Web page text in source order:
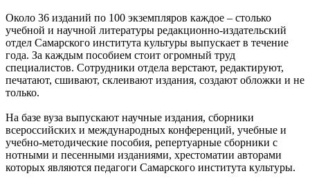
Около 36 изданий по 100 экземпляров каждое – столько
учебной и научной литературы редакционно-издательский
отдел Самарского института культуры выпускает в течение
года. За каждым пособием стоит огромный труд
специалистов. Сотрудники отдела верстают, редактируют,
печатают, сшивают, склеивают издания, создают обложки и не
только.
На базе вуза выпускают научные издания, сборники
всероссийских и международных конференций, учебные и
учебно-методические пособия, репертуарные сборники с
нотными и песенными изданиями, хрестоматии авторами
которых являются педагоги Самарского института культуры.